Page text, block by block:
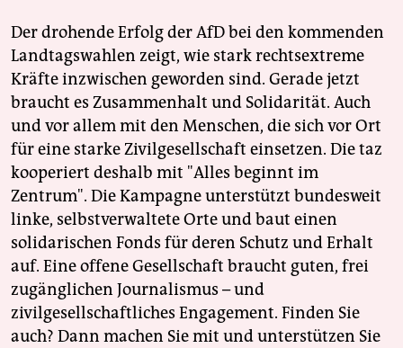
Der drohende Erfolg der AfD bei den kommenden
Landtagswahlen zeigt, wie stark rechtsextreme
Kräfte inzwischen geworden sind. Gerade jetzt
braucht es Zusammenhalt und Solidarität. Auch
und vor allem mit den Menschen, die sich vor Ort
für eine starke Zivilgesellschaft einsetzen. Die taz
kooperiert deshalb mit "Alles beginnt im
Zentrum". Die Kampagne unterstützt bundesweit
linke, selbstverwaltete Orte und baut einen
solidarischen Fonds für deren Schutz und Erhalt
auf. Eine offene Gesellschaft braucht guten, frei
zugänglichen Journalismus – und
zivilgesellschaftliches Engagement. Finden Sie
auch? Dann machen Sie mit und unterstützen Sie